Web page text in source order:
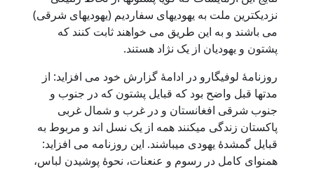
نزدیکترین ملت به یهودیهای سفاردیم (یهودیهای شرقی)
می باشند و به این طریق می خواهند ثابت کنند که
پشتون و یهودیان از یک نژاد هستند.
روزنامۀ لوفیگارو در ادامۀ گزارش خود می افزاید: از
مدتها قبل واضح بود که قبایل پشتون که در جنوب و
جنوب شرقی افغانستان و در غرب و شمال غربی
پاکستان زندگی میکنند همه از یک نسل اند و مربوط به
قبایل گمشدۀ یهودی میباشند. این روزنامه می افزاید:
همنوای کامل در رسوم و عنعنات، نحوۀ پوشیدن لباس،